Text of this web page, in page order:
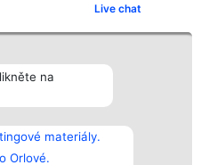
Live chat
na
materiály.
Orlové.
všech
Kontakt